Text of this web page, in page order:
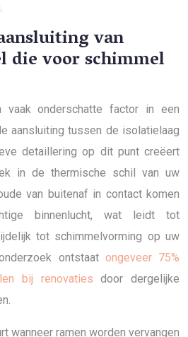
van
die voor schimmel
onderschatte factor in een
aansluiting tussen de isolatielaag
detaillering op dit punt creëert
in de thermische schil van uw
van buitenaf in contact komen
binnenlucht, wat leidt tot
tot schimmelvorming op uw
ontstaat ongeveer 75%
bij renovaties door dergelijke
wanneer ramen worden vervangen